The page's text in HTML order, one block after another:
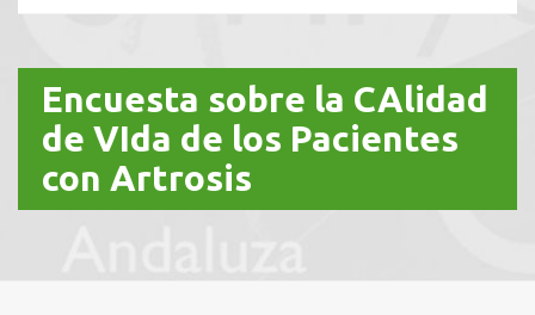
Encuesta sobre la CAlidad
de VIda de los Pacientes
con Artrosis